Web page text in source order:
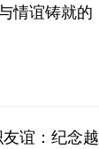
情谊铸就的
谊：纪念越